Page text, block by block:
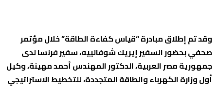
وقد تم إطلاق مبادرة “قياس كفاءة الطاقة” خلال مؤتمر
صحفي بحضور السفير إيريك شوفالييه، سفير فرنسا لدى
جمهورية مصر العربية، الدكتور المهندس أحمد مهينة، وكيل
أول وزارة الكهرباء والطاقة المتجددة، للتخطيط الاستراتيجي